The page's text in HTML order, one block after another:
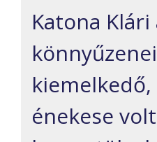
Katona
énekese